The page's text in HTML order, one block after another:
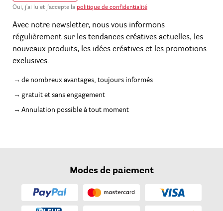
Oui, j'ai lu et j'accepte la politique de confidentialité
Avec notre newsletter, nous vous informons
régulièrement sur les tendances créatives actuelles, les
nouveaux produits, les idées créatives et les promotions
exclusives.
de nombreux avantages, toujours informés
gratuit et sans engagement
Annulation possible à tout moment
Modes de paiement